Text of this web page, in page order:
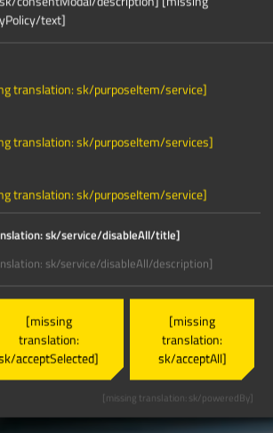
text]
translation: sk/purposeItem/service]
translation: sk/purposeItem/services]
translation: sk/purposeItem/service]
sk/service/disableAll/title]
sk/service/disableAll/description]
[missing
translation:
acceptSelected]
[missing
translation:
sk/acceptAll]
[missing translation: sk/poweredBy]